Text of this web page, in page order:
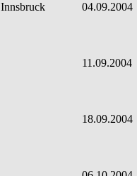
Innsbruck 04.09.2004
11.09.2004
18.09.2004